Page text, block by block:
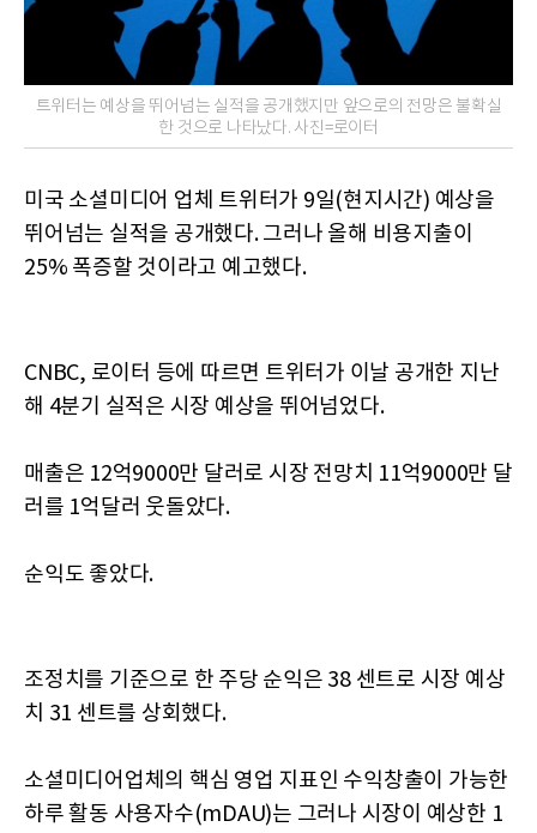
트위터는 예상을 뛰어넘는 실적을 공개했지만 앞으로의 전망은 불확실
한 것으로 나타났다. 사진=로이터
미국 소셜미디어 업체 트위터가 9일(현지시간) 예상을
뛰어넘는 실적을 공개했다. 그러나 올해 비용지출이
25% 폭증할 것이라고 예고했다.
CNBC, 로이터 등에 따르면 트위터가 이날 공개한 지난
해 4분기 실적은 시장 예상을 뛰어넘었다.
매출은 12억9000만 달러로 시장 전망치 11억9000만 달
러를 1억달러 웃돌았다.
순익도 좋았다.
조정치를 기준으로 한 주당 순익은 38 센트로 시장 예상
치 31 센트를 상회했다.
소셜미디어업체의 핵심 영업 지표인 수익창출이 가능한
하루 활동 사용자수(mDAU)는 그러나 시장이 예상한 1